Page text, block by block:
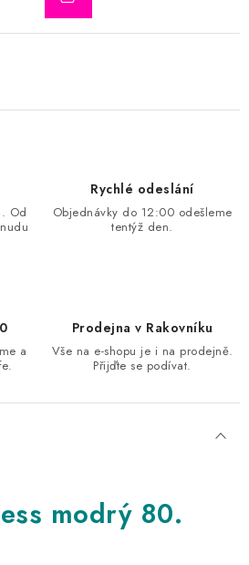
Od
Rychlé odeslání
Objednávky do 12:00 odešleme
tentýž den.
a
Prodejna v Rakovníku
Vše na e-shopu je i na prodejně.
Přijďte se podívat.
modrý 80.